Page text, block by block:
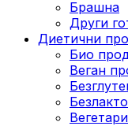
Брашна
Други
Диетични
Био
Веган